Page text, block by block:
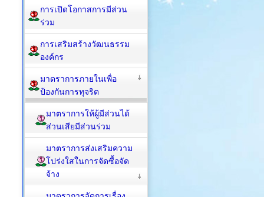
การเปิดโอกาสการมีส่วน
ร่วม
การเสริมสร้างวัฒนธรรม
องค์กร
มาตราการภายในเพื่อ
ป้องกันการทุจริต
มาตราการให้ผู้มีส่วนได้
ส่วนเสียมีส่วนร่วม
มาตราการส่งเสริมความ
โปร่งใสในการจัดซื้อจัด
จ้าง